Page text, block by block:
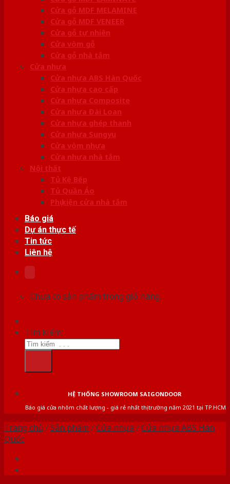
Cửa gỗ MDF MELAMINE
Cửa gỗ MDF VENEER
Cửa gỗ tự nhiên
Cửa vòm gỗ
Cửa gỗ nhà tắm
Cửa nhựa
Cửa nhựa ABS Hàn Quốc
Cửa nhựa cao cấp
Cửa nhựa Composite
Cửa nhựa Đài Loan
Cửa nhựa ghép thanh
Cửa nhựa Sungyu
Cửa vòm nhựa
Cửa nhựa nhà tắm
Nội thất
Tủ Kệ Bếp
Tủ Quần Áo
Phụ kiện cửa nhà tắm
Báo giá
Dự án thực tế
Tin tức
Liên hệ
Chưa có sản phẩm trong giỏ hàng.
Tìm kiếm:
HỆ THỐNG SHOWROOM SAIGONDOOR
Báo giá cửa nhôm chất lượng - giá rẻ nhất thị trường năm 2021 tại TP.HCM
Trang chủ /Sản phẩm /Cửa nhựa /Cửa nhựa ABS Hàn
Quốc